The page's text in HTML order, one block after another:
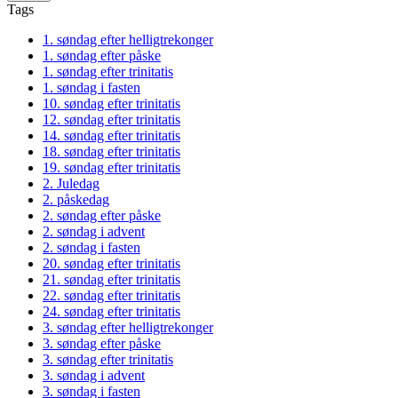
Tags
1. søndag efter helligtrekonger
1. søndag efter påske
1. søndag efter trinitatis
1. søndag i fasten
10. søndag efter trinitatis
12. søndag efter trinitatis
14. søndag efter trinitatis
18. søndag efter trinitatis
19. søndag efter trinitatis
2. Juledag
2. påskedag
2. søndag efter påske
2. søndag i advent
2. søndag i fasten
20. søndag efter trinitatis
21. søndag efter trinitatis
22. søndag efter trinitatis
24. søndag efter trinitatis
3. søndag efter helligtrekonger
3. søndag efter påske
3. søndag efter trinitatis
3. søndag i advent
3. søndag i fasten